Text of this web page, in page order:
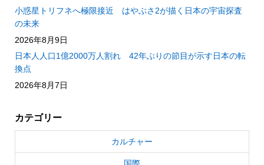
小惑星トリフネへ極限接近 はやぶさ2が描く日本の宇宙探査
の未来
2026年8月9日
日本人人口1億2000万人割れ 42年ぶりの節目が示す日本の転
換点
2026年8月7日
カテゴリー
カルチャー
国際